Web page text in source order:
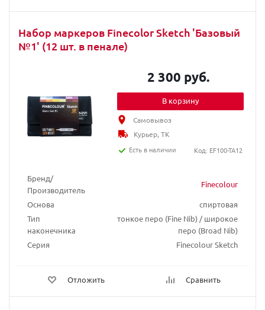
Набор маркеров Finecolor Sketch 'Базовый
№1' (12 шт. в пенале)
Бренд/
Производитель
Finecolour
Основа
спиртовая
Тип
наконечника
тонкое перо (Fine Nib) / широкое
перо (Broad Nib)
Серия
Finecolour Sketch
Отложить Сравнить
2 300 руб.
В корзину
Самовывоз
Курьер, ТК
Есть в наличии
Код: EF100-TA12